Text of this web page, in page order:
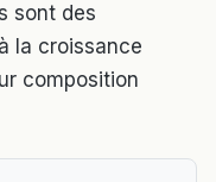
sont des
la croissance
composition